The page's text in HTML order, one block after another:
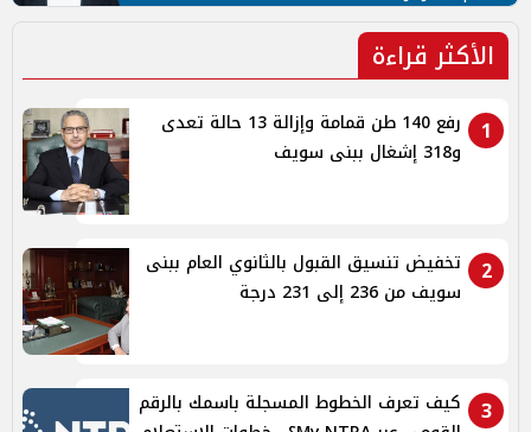
الأكثر قراءة
1
رفع 140 طن قمامة وإزالة 13 حالة تعدى
و318 إشغال ببنى سويف
2
تخفيض تنسيق القبول بالثانوي العام ببنى
سويف من 236 إلى 231 درجة
3
كيف تعرف الخطوط المسجلة باسمك بالرقم